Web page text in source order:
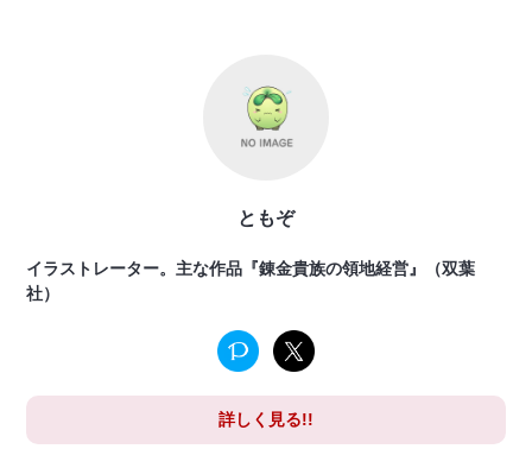
ともぞ
イラストレーター。主な作品『錬金貴族の領地経営』（双葉
社）
詳しく見る!!